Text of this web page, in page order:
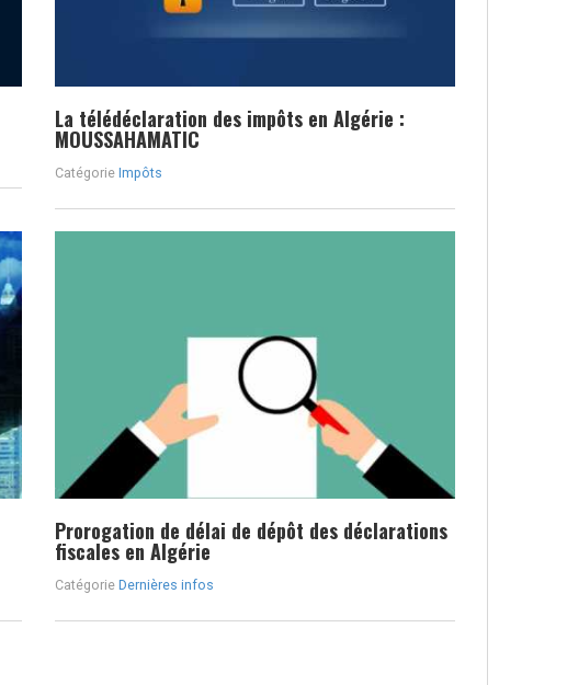
La télédéclaration des impôts en Algérie :
MOUSSAHAMATIC
Catégorie Impôts
Prorogation de délai de dépôt des déclarations
fiscales en Algérie
Catégorie Dernières infos